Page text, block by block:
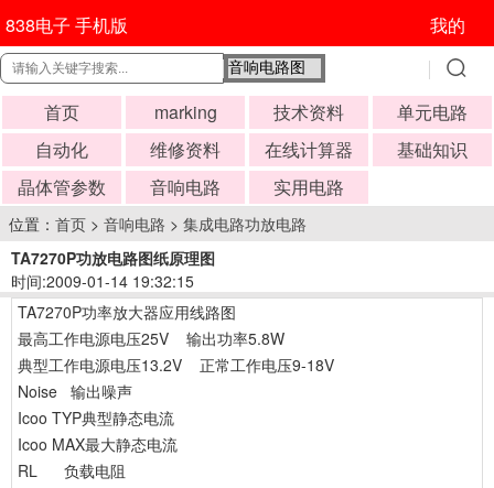
838电子 手机版 我的
首页 marking 技术资料
单元电路
自动化
维修资料 在线计算器
基础知识
晶体管参数
音响电路 实用电路
位置： 首页 > 音响电路 > 集成电路功放电路
TA7270P功放电路图纸原理图
时间:2009-01-14 19:32:15
TA7270P功率放大器应用线路图
最高工作电源电压25V 输出功率5.8W
典型工作电源电压13.2V 正常工作电压9-18V
Noise 输出噪声
Icoo TYP典型静态电流
Icoo MAX最大静态电流
RL 负载电阻